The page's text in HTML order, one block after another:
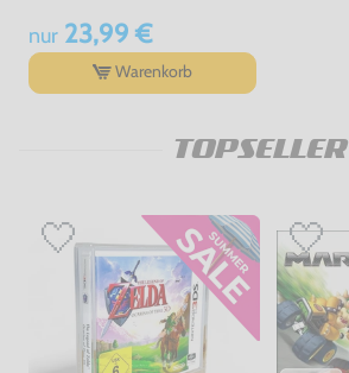
nur23,99 €
Warenkorb
TOPSELLER